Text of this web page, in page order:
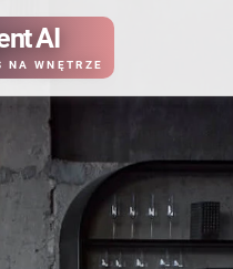
AI
NA WNĘTRZE